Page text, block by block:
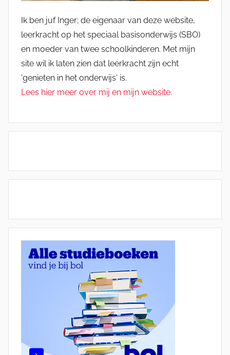
Ik ben juf Inger; de eigenaar van deze website,
leerkracht op het speciaal basisonderwijs (SBO)
en moeder van twee schoolkinderen. Met mijn
site wil ik laten zien dat leerkracht zijn echt
'genieten in het onderwijs' is.
Lees hier meer over mij en mijn website.